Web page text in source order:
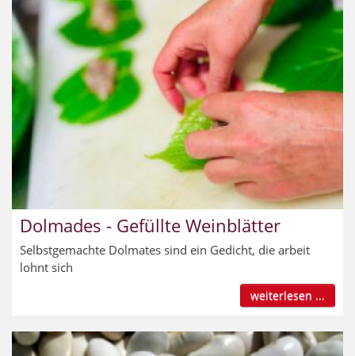
Dolmades - Gefüllte Weinblätter
Selbstgemachte Dolmates sind ein Gedicht, die arbeit
lohnt sich
weiterlesen ...